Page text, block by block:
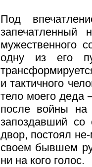
Под
запечатленный
мужественного
одну из его
и тактичного
тело моего деда
после войны на
запоздавший
двор, постоял
своем бывшем
ни на кого голос.